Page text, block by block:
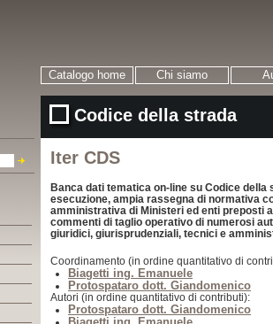
Catalogo home Chi siamo
Codice della strada
Iter CDS
Banca dati tematica on-line su Codice della
esecuzione, ampia rassegna di normativa
amministrativa di Ministeri ed enti preposti
commenti di taglio operativo di numerosi
giuridici, giurisprudenziali, tecnici e
Coordinamento (in ordine quantitativo di
Biagetti ing. Emanuele
Protospataro dott. Giandomenico
Autori (in ordine quantitativo di contributi):
Protospataro dott. Giandomenico